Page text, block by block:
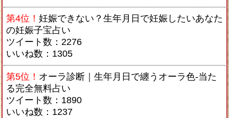
第4位！ 妊娠できない？生年月日で妊娠したいあなた
の妊娠子宝占い
ツイート数：2276
いいね数：1305
第5位！ オーラ診断｜生年月日で纏うオーラ色-当た
る完全無料占い
ツイート数：1890
いいね数：1237